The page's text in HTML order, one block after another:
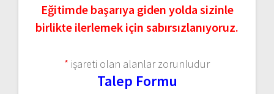
Eğitimde başarıya giden yolda sizinle
birlikte ilerlemek için sabırsızlanıyoruz.
* işareti olan alanlar zorunludur
Talep Formu